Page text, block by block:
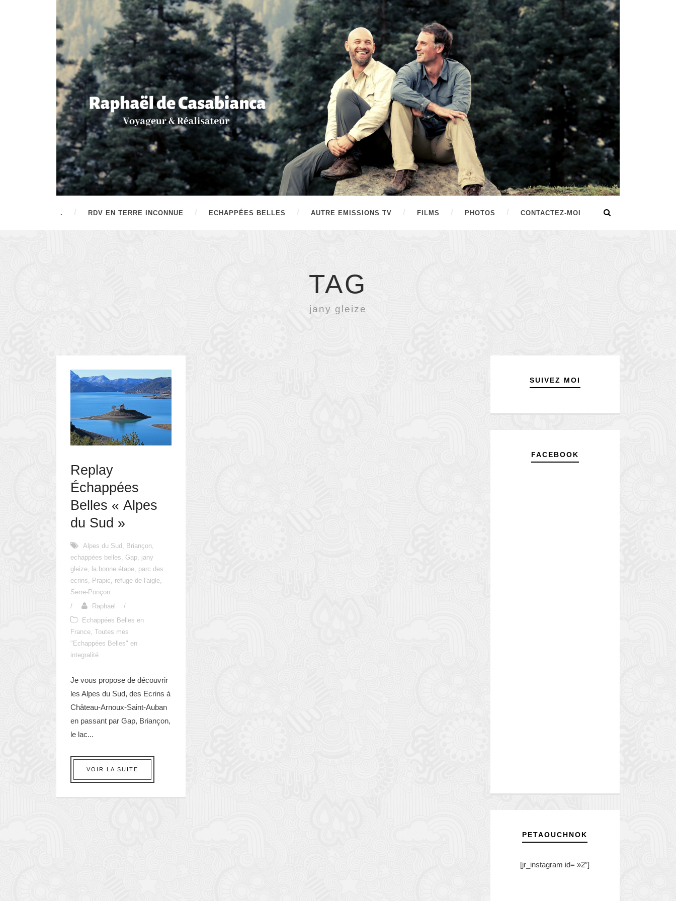
. RDV EN TERRE INCONNUE ECHAPPÉES BELLES AUTRE EMISSIONS TV FILMS PHOTOS CONTACTEZ-MOI
TAG
jany gleize
Replay
Échappées
Belles « Alpes
du Sud »
Alpes du Sud Briançon
echappées belles
Gap jany
gleize
la bonne étape parc des
ecrins
Prapic refuge de l'aigle
Serre-Ponçon
/
Raphaël
/
Echappées Belles en
France Toutes mes
"Echappées Belles" en
integralité
Je vous propose de découvrir
les Alpes du Sud, des Ecrins à
Château-Arnoux-Saint-Auban
en passant par Gap, Briançon,
le lac...
VOIR LA SUITE
SUIVEZ MOI
FACEBOOK
PETAOUCHNOK
[jr_instagram id= »2″]